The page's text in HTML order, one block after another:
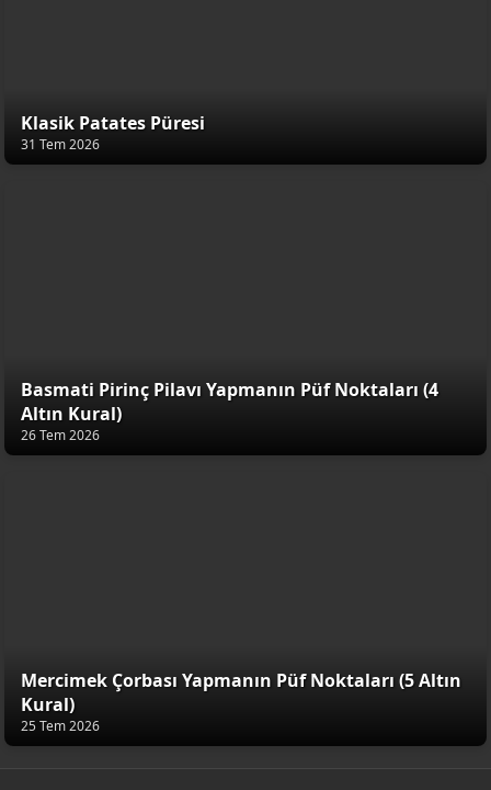
Klasik Patates Püresi
31 Tem 2026
Basmati Pirinç Pilavı Yapmanın Püf Noktaları (4
Altın Kural)
26 Tem 2026
Mercimek Çorbası Yapmanın Püf Noktaları (5 Altın
Kural)
25 Tem 2026